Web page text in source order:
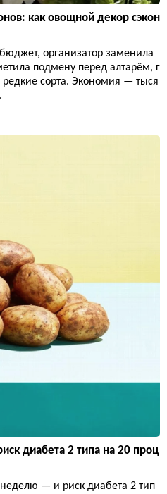
как овощной декор сэкон
организатор заменила
подмену перед алтарём, г
сорта. Экономия — тыся
диабета 2 типа на 20 проц
— и риск диабета 2 тип